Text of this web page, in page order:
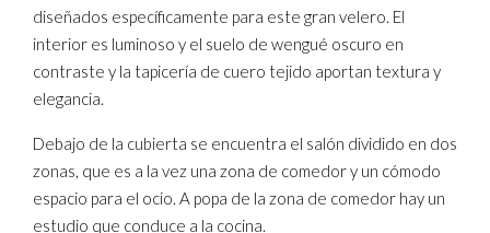
diseñados específicamente para este gran velero. El
interior es luminoso y el suelo de wengué oscuro en
contraste y la tapicería de cuero tejido aportan textura y
elegancia.
Debajo de la cubierta se encuentra el salón dividido en dos
zonas, que es a la vez una zona de comedor y un cómodo
espacio para el ocio. A popa de la zona de comedor hay un
estudio que conduce a la cocina.